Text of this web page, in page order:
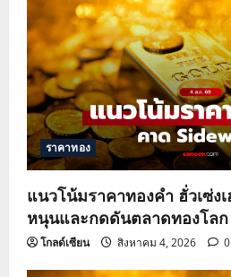
ราคาทอง
แนวโน้มราคาทองคำ ฮั่วเซ่ง
หนุนและกดดันตลาดทองโลก
โกลด์เซียน สิงหาคม 4, 2026 0